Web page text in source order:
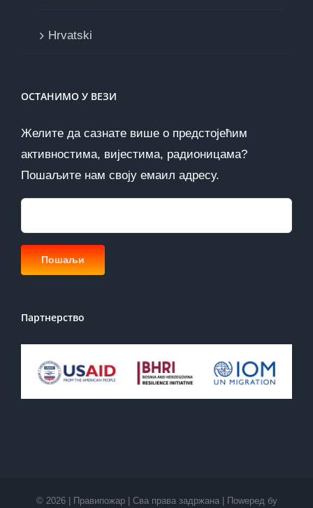
Hrvatski
ОСТАНИМО У ВЕЗИ
Желите да сазнате више о предстојећим
активностима, вијестима, радионицама?
Пошаљите нам своју емаил адресу.
Партнерство
© 2026 | Правипожар | Сва права задржана | Поwеред бy